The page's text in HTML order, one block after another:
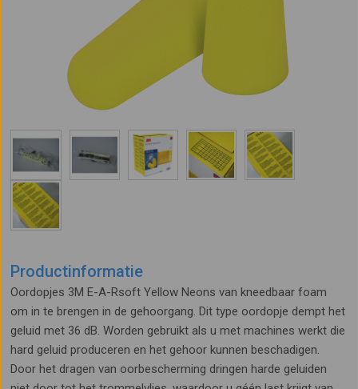
Productinformatie
Oordopjes 3M E-A-Rsoft Yellow Neons van kneedbaar foam
om in te brengen in de gehoorgang. Dit type oordopje dempt het
geluid met 36 dB. Worden gebruikt als u met machines werkt die
hard geluid produceren en het gehoor kunnen beschadigen.
Door het dragen van oorbescherming dringen harde geluiden